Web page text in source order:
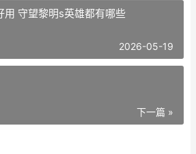
用 守望黎明s英雄都有哪些
2026-05-19
下一篇 »